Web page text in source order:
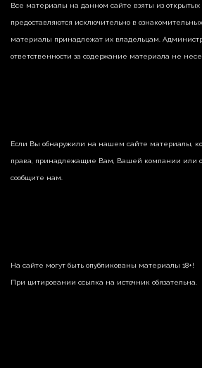
Все материалы на данном сайте взяты из открытых
предоставляются исключительно в
материалы принадлежат их владельцам.
ответственности за содержание материала не
Если Вы обнаружили на нашем сайте материалы,
права, принадлежащие Вам, Вашей компании или
сообщите нам.
На сайте могут быть опубликованы материалы 18+!
При цитировании ссылка на источник обязательна.